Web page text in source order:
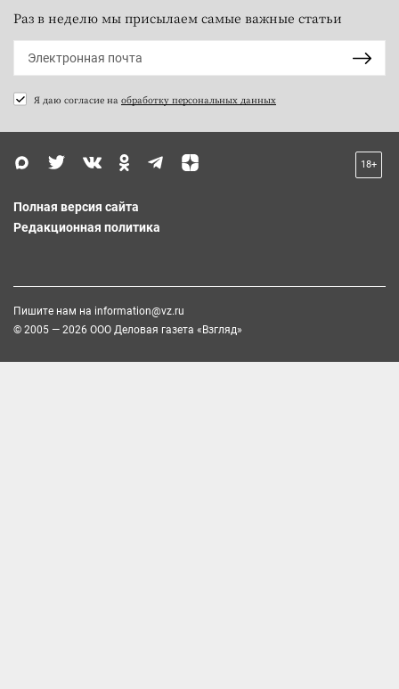
Раз в неделю мы присылаем самые важные статьи
Я даю согласие на обработку персональных данных
18+
Полная версия сайта
Редакционная политика
Пишите нам на information@vz.ru
© 2005 — 2026 ООО Деловая газета «Взгляд»